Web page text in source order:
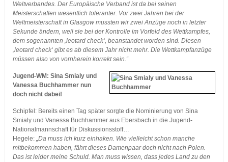
Weltverbandes. Der Europäische Verband ist da bei seinen
Meisterschaften wesentlich toleranter. Vor zwei Jahren bei der
Weltmeisterschaft in Glasgow mussten wir zwei Anzüge noch in letzter
Sekunde ändern, weil sie bei der Kontrolle im Vorfeld des Wettkampfes,
dem sogenannten ‚leotard check‘, beanstandet worden sind. Diesen
‚leotard check‘ gibt es ab diesem Jahr nicht mehr. Die Wettkampfanzüge
müssen also von vornherein korrekt sein.“
Jugend-WM: Sina Smialy und
Vanessa Buchhammer nun
doch nicht dabei!
Schipfel: Bereits einen Tag später sorgte die Nominierung von Sina
Smialy und Vanessa Buchhammer aus Ebersbach in die Jugend-
Nationalmannschaft für Diskussionsstoff…
Hegele: „Da muss ich kurz einhaken. Wie vielleicht schon manche
mitbekommen haben, fährt dieses Damenpaar doch nicht nach Polen.
Das ist leider meine Schuld. Man muss wissen, dass jedes Land zu den